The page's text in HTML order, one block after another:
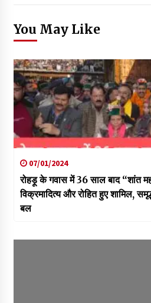
You May Like
07/01/2024
रोहड़ू के गवास में 36 साल बाद “शांत
विक्रमादित्य और रोहित हुए शामिल,
बल